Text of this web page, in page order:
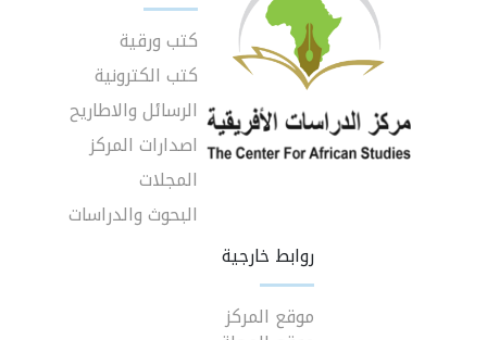
كتب ورقية
كتب الكترونية
الرسائل والاطاريح
اصدارات المركز
البحوث والدراسات
روابط خارجية
موقع المركز